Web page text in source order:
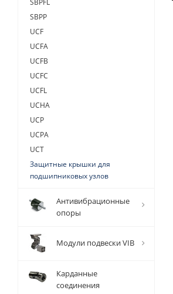
SBPFL
SBPP
UCF
UCFA
UCFB
UCFC
UCFL
UCHA
UCP
UCPA
UCT
Защитные крышки для
подшипниковых узлов
Антивибрационные
опоры
Модули подвески VIB
Карданные
соединения